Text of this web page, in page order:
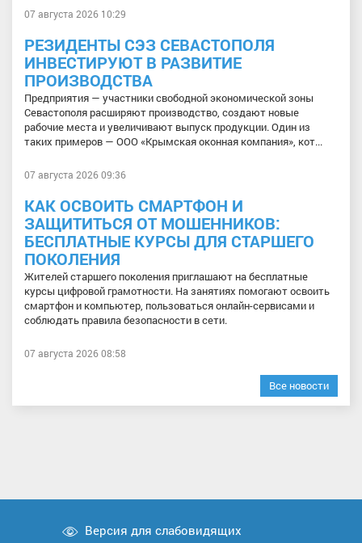
07 августа 2026 10:29
РЕЗИДЕНТЫ СЭЗ СЕВАСТОПОЛЯ
ИНВЕСТИРУЮТ В РАЗВИТИЕ
ПРОИЗВОДСТВА
Предприятия — участники свободной экономической зоны
Севастополя расширяют производство, создают новые
рабочие места и увеличивают выпуск продукции. Один из
таких примеров — ООО «Крымская оконная компания», кот...
07 августа 2026 09:36
КАК ОСВОИТЬ СМАРТФОН И
ЗАЩИТИТЬСЯ ОТ МОШЕННИКОВ:
БЕСПЛАТНЫЕ КУРСЫ ДЛЯ СТАРШЕГО
ПОКОЛЕНИЯ
Жителей старшего поколения приглашают на бесплатные
курсы цифровой грамотности. На занятиях помогают освоить
смартфон и компьютер, пользоваться онлайн-сервисами и
соблюдать правила безопасности в сети.
07 августа 2026 08:58
Все новости
Версия для слабовидящих